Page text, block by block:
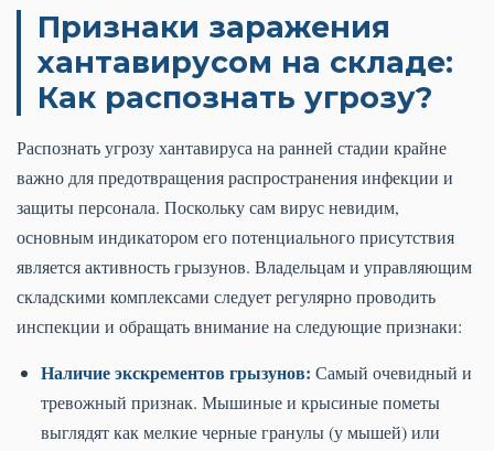
Признаки заражения
хантавирусом на складе:
Как распознать угрозу?
Распознать угрозу хантавируса на ранней стадии крайне
важно для предотвращения распространения инфекции и
защиты персонала. Поскольку сам вирус невидим,
основным индикатором его потенциального присутствия
является активность грызунов. Владельцам и управляющим
складскими комплексами следует регулярно проводить
инспекции и обращать внимание на следующие признаки:
Наличие экскрементов грызунов: Самый очевидный и
тревожный признак. Мышиные и крысиные пометы
выглядят как мелкие черные гранулы (у мышей) или